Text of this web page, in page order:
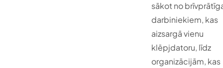
sākot no
darbiniekiem, kas
aizsargā vienu
klēpjdatoru, līdz
organizācijām, kas